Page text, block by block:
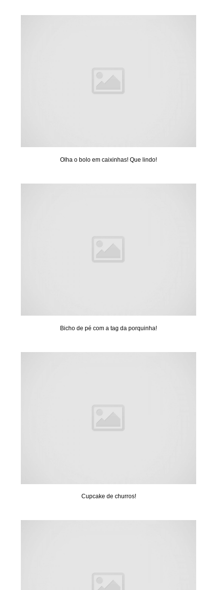
Olha o bolo em caixinhas! Que lindo!
Bicho de pé com a tag da porquinha!
Cupcake de churros!